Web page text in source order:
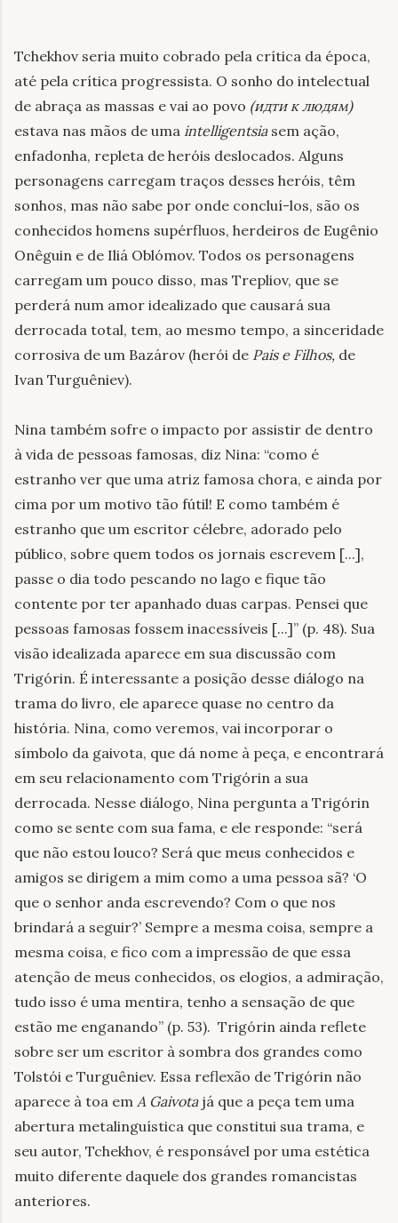
Tchekhov seria muito cobrado pela crítica da época,
até pela crítica progressista. O sonho do intelectual
de abraça as massas e vai ao povo (идти к людям)
estava nas mãos de uma intelligentsiasem ação,
enfadonha, repleta de heróis deslocados. Alguns
personagens carregam traços desses heróis, têm
sonhos, mas não sabe por onde concluí-los, são os
conhecidos homens supérfluos, herdeiros de Eugênio
Onêguin e de Iliá Oblómov. Todos os personagens
carregam um pouco disso, mas Trepliov, que se
perderá num amor idealizado que causará sua
derrocada total, tem, ao mesmo tempo, a sinceridade
corrosiva de um Bazárov (herói de Pais e Filhos, de
Ivan Turguêniev).
Nina também sofre o impacto por assistir de dentro
à vida de pessoas famosas, diz Nina: “como é
estranho ver que uma atriz famosa chora, e ainda por
cima por um motivo tão fútil! E como também é
estranho que um escritor célebre, adorado pelo
público, sobre quem todos os jornais escrevem [...],
passe o dia todo pescando no lago e fique tão
contente por ter apanhado duas carpas. Pensei que
pessoas famosas fossem inacessíveis [...]” (p. 48). Sua
visão idealizada aparece em sua discussão com
Trigórin. É interessante a posição desse diálogo na
trama do livro, ele aparece quase no centro da
história. Nina, como veremos, vai incorporar o
símbolo da gaivota, que dá nome à peça, e encontrará
em seu relacionamento com Trigórin a sua
derrocada. Nesse diálogo, Nina pergunta a Trigórin
como se sente com sua fama, e ele responde: “será
que não estou louco? Será que meus conhecidos e
amigos se dirigem a mim como a uma pessoa sã? ‘O
que o senhor anda escrevendo? Com o que nos
brindará a seguir?’ Sempre a mesma coisa, sempre a
mesma coisa, e fico com a impressão de que essa
atenção de meus conhecidos, os elogios, a admiração,
tudo isso é uma mentira, tenho a sensação de que
estão me enganando” (p. 53). Trigórin ainda reflete
sobre ser um escritor à sombra dos grandes como
Tolstói e Turguêniev. Essa reflexão de Trigórin não
aparece à toa em A Gaivotajá que a peça tem uma
abertura metalinguística que constitui sua trama, e
seu autor, Tchekhov, é responsável por uma estética
muito diferente daquele dos grandes romancistas
anteriores.